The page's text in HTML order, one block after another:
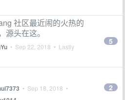
社区最近闹的火热的
源头在这。
• Sep 22, 2018 • Lastly
5
• Sep 18, 2018 •
2